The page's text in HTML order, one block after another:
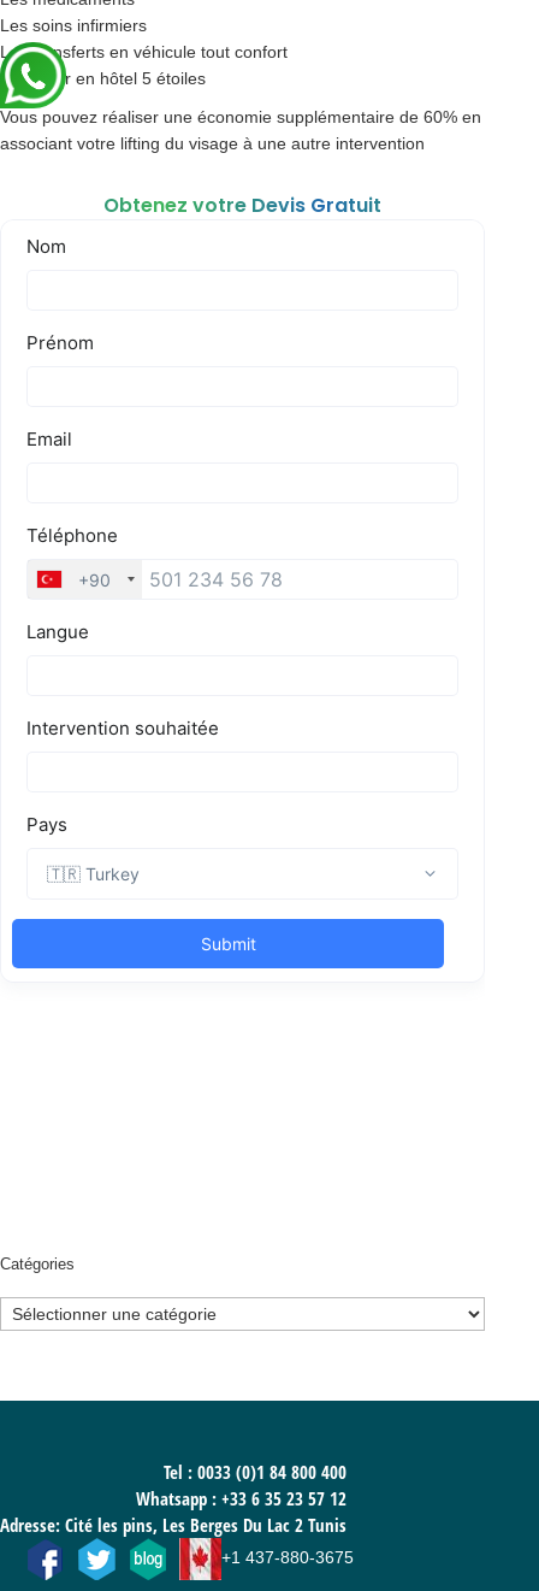
Les soins infirmiers
Les transferts en véhicule tout confort
Le séjour en hôtel 5 étoiles
Vous pouvez réaliser une économie supplémentaire de 60% en
associant votre lifting du visage à une autre intervention
Obtenez votre Devis Gratuit
Catégories
Catégories
Tel : 0033 (0)1 84 800 400
Whatsapp : +33 6 35 23 57 12
Adresse: Cité les pins, Les Berges Du Lac 2 Tunis
+1 437-880-3675